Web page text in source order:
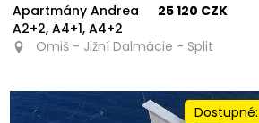
Apartmány Andrea
A2+2, A4+1, A4+2
25 120 CZK
Omiš - Jižní Dalmácie - Split